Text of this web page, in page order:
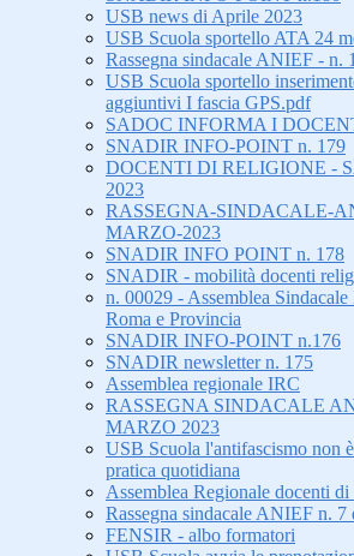
USB news di Aprile 2023
USB Scuola sportello ATA 24
Rassegna sindacale ANIEF - n.
USB Scuola sportello
aggiuntivi I fascia GPS.pdf
SADOC INFORMA I
SNADIR INFO-POINT n. 179
DOCENTI DI RELIGIONE -
2023
RASSEGNA-SINDACALE-
MARZO-2023
SNADIR INFO POINT n. 178
SNADIR - mobilità docenti
n. 00029 - Assemblea
Roma e Provincia
SNADIR INFO-POINT n.176
SNADIR newsletter n. 175
Assemblea regionale IRC
RASSEGNA SINDACALE
MARZO 2023
USB Scuola l'antifascismo non
pratica quotidiana
Assemblea Regionale docenti
Rassegna sindacale ANIEF n.
FENSIR - albo formatori